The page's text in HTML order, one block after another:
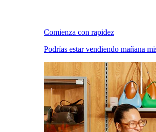
Comienza con rapidez
Podrías estar vendiendo mañana